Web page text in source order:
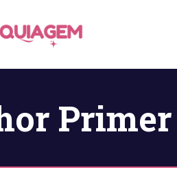
Primer